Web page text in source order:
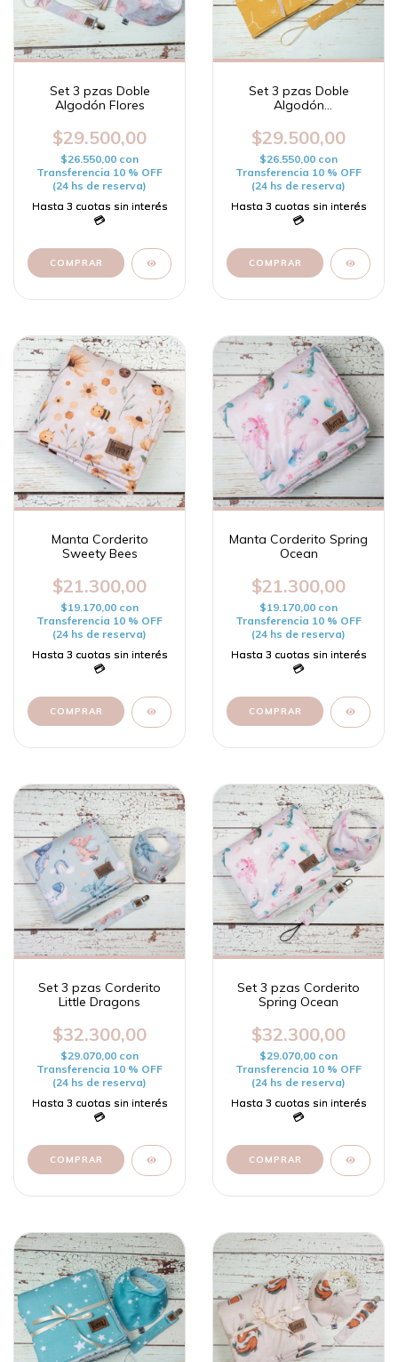
Set 3 pzas Doble
Algodón Flores
$29.500,00
$26.550,00 con
Transferencia 10 % OFF
(24 hs de reserva)
Set 3 pzas Doble
Algodón
$29.500,00
$26.550,00 con
Transferencia 10 % OFF
(24 hs de reserva)
Manta Corderito
Sweety Bees
$21.300,00
$19.170,00 con
Transferencia 10 % OFF
(24 hs de reserva)
Manta Corderito Spring
Ocean
$21.300,00
$19.170,00 con
Transferencia 10 % OFF
(24 hs de reserva)
Set 3 pzas Corderito
Little Dragons
$32.300,00
$29.070,00 con
Transferencia 10 % OFF
(24 hs de reserva)
Set 3 pzas Corderito
Spring Ocean
$32.300,00
$29.070,00 con
Transferencia 10 % OFF
(24 hs de reserva)